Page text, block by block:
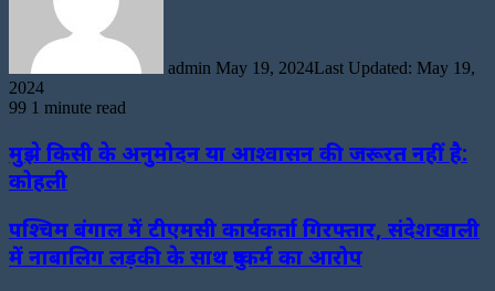
admin May 19, 2024Last Updated: May 19,
2024
99 1 minute read
मुझे किसी के अनुमोदन या आश्वासन की जरूरत नहीं है:
कोहली
पश्चिम बंगाल में टीएमसी कार्यकर्ता गिरफ्तार, संदेशखाली
में नाबालिग लड़की के साथ दुष्कर्म का आरोप